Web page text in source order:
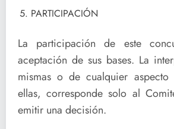
PARTICIPACIÓN
La participación de este
aceptación de sus bases. La
mismas o de cualquier
ellas, corresponde solo al
emitir una decisión.